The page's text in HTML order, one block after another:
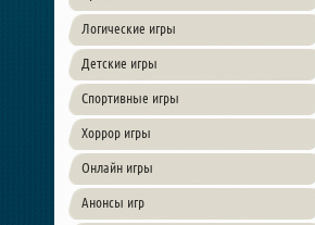
Логические игры
Детские игры
Спортивные игры
Хоррор игры
Онлайн игры
Анонсы игр